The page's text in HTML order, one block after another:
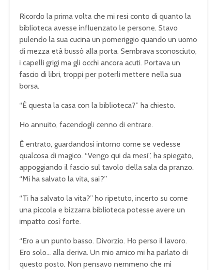
Ricordo la prima volta che mi resi conto di quanto la
biblioteca avesse influenzato le persone. Stavo
pulendo la sua cucina un pomeriggio quando un uomo
di mezza età bussò alla porta. Sembrava sconosciuto,
i capelli grigi ma gli occhi ancora acuti. Portava un
fascio di libri, troppi per poterli mettere nella sua
borsa.
“È questa la casa con la biblioteca?” ha chiesto.
Ho annuito, facendogli cenno di entrare.
È entrato, guardandosi intorno come se vedesse
qualcosa di magico. “Vengo qui da mesi”, ha spiegato,
appoggiando il fascio sul tavolo della sala da pranzo.
“Mi ha salvato la vita, sai?”
“Ti ha salvato la vita?” ho ripetuto, incerto su come
una piccola e bizzarra biblioteca potesse avere un
impatto così forte.
“Ero a un punto basso. Divorzio. Ho perso il lavoro.
Ero solo… alla deriva. Un mio amico mi ha parlato di
questo posto. Non pensavo nemmeno che mi